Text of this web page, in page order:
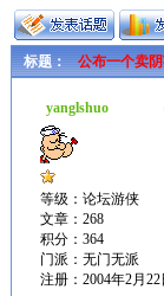
标题： 公布一个卖
yanglshuo
等级：论坛游侠
文章：268
积分：364
门派：无门无派
注册：2004年2月22